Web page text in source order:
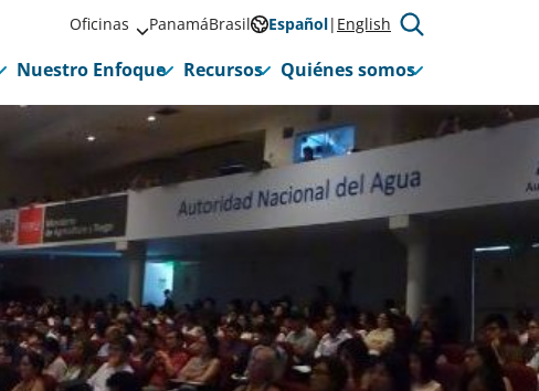
Oficinas PanamáBrasil Español English
Nuestro Enfoque Recursos Quiénes somos